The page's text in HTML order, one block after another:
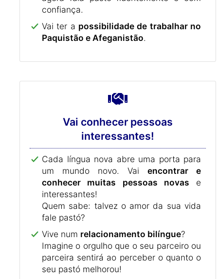
confiança.
Vai ter a possibilidade de trabalhar no
Paquistão e Afeganistão.
Vai conhecer pessoas
interessantes!
Cada língua nova abre uma porta para
um mundo novo. Vai encontrar e
conhecer muitas pessoas novas e
interessantes!
Quem sabe: talvez o amor da sua vida
fale pastó?
Vive num relacionamento bilíngue?
Imagine o orgulho que o seu parceiro ou
parceira sentirá ao perceber o quanto o
seu pastó melhorou!